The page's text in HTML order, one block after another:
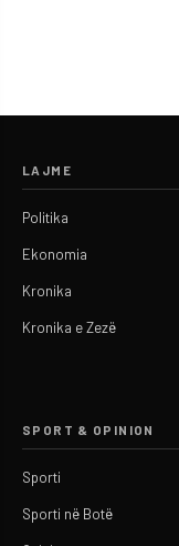
LAJME
Politika
Ekonomia
Kronika
Kronika e Zezë
SPORT & OPINION
Sporti
Sporti në Botë